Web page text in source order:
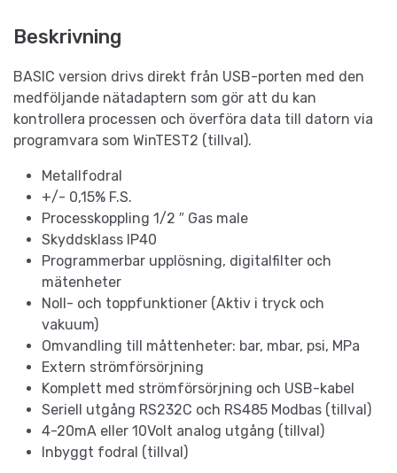
Beskrivning
BASIC version drivs direkt från USB-porten med den
medföljande nätadaptern som gör att du kan
kontrollera processen och överföra data till datorn via
programvara som WinTEST2 (tillval).
Metallfodral
+/- 0,15% F.S.
Processkoppling 1/2 ″ Gas male
Skyddsklass IP40
Programmerbar upplösning, digitalfilter och
mätenheter
Noll- och toppfunktioner (Aktiv i tryck och
vakuum)
Omvandling till måttenheter: bar, mbar, psi, MPa
Extern strömförsörjning
Komplett med strömförsörjning och USB-kabel
Seriell utgång RS232C och RS485 Modbas (tillval)
4-20mA eller 10Volt analog utgång (tillval)
Inbyggt fodral (tillval)